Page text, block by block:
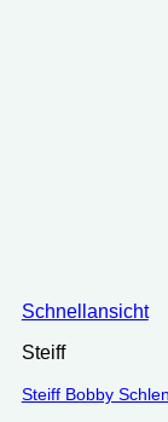
Schnellansicht
Steiff
Steiff Bobby